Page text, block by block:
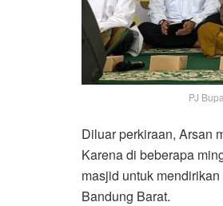
PJ
Diluar perkiraan, Arsan
Karena di beberapa
masjid untuk
Bandung Barat.